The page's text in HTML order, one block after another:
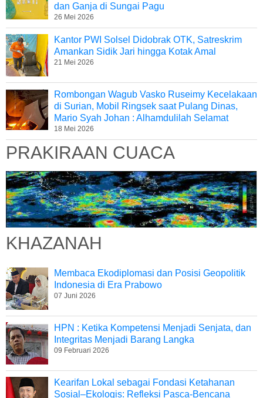
dan Ganja di Sungai Pagu
26 Mei 2026
Kantor PWI Solsel Didobrak OTK, Satreskrim
Amankan Sidik Jari hingga Kotak Amal
21 Mei 2026
Rombongan Wagub Vasko Ruseimy Kecelakaan
di Surian, Mobil Ringsek saat Pulang Dinas,
Mario Syah Johan : Alhamdulilah Selamat
18 Mei 2026
PRAKIRAAN CUACA
KHAZANAH
Membaca Ekodiplomasi dan Posisi Geopolitik
Indonesia di Era Prabowo
07 Juni 2026
HPN : Ketika Kompetensi Menjadi Senjata, dan
Integritas Menjadi Barang Langka
09 Februari 2026
Kearifan Lokal sebagai Fondasi Ketahanan
Sosial–Ekologis: Refleksi Pasca-Bencana